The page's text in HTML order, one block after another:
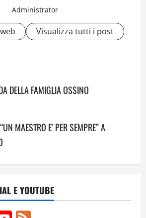
Administrator
Visualizza tutti i post
DELLA FAMIGLIA OSSINO
MAESTRO E’ PER SEMPRE” A
E YOUTUBE